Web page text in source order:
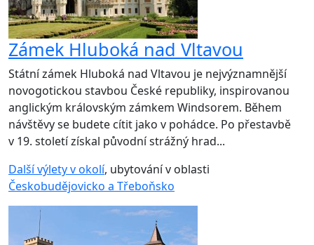
Zámek Hluboká nad Vltavou
Státní zámek Hluboká nad Vltavou je nejvýznamnější
novogotickou stavbou České republiky, inspirovanou
anglickým královským zámkem Windsorem. Během
návštěvy se budete cítit jako v pohádce. Po přestavbě
v 19. století získal původní strážný hrad...
Další výlety v okolí, ubytování v oblasti
Českobudějovicko a Třeboňsko